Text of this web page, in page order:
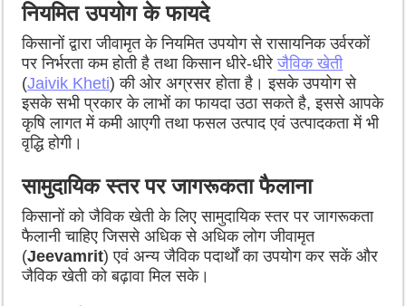
नियमित उपयोग के फायदे
किसानों द्वारा जीवामृत के नियमित उपयोग से रासायनिक उर्वरकों
पर निर्भरता कम होती है तथा किसान धीरे-धीरेजैविक खेती
(Jaivik Kheti) की ओर अग्रसर होता है। इसके उपयोग से
इसके सभी प्रकार के लाभों का फायदा उठा सकते है, इससे आपके
कृषि लागत में कमी आएगी तथा फसल उत्पाद एवं उत्पादकता में भी
वृद्धि होगी।
सामुदायिक स्तर पर जागरूकता फैलाना
किसानों को जैविक खेती के लिए सामुदायिक स्तर पर जागरूकता
फैलानी चाहिए जिससे अधिक से अधिक लोग जीवामृत
(Jeevamrit) एवं अन्य जैविक पदार्थों का उपयोग कर सकें और
जैविक खेती को बढ़ावा मिल सके।